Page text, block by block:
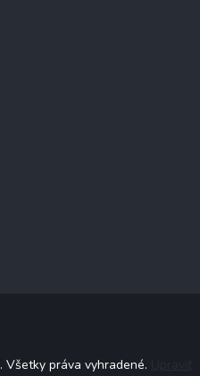
. Všetky práva vyhradené.